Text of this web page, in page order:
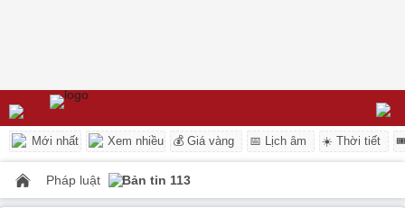
Mới nhất Xem nhiều 💰 Giá vàng 📅 Lịch âm ☀️ Thời tiết
Pháp luật Bản tin 113